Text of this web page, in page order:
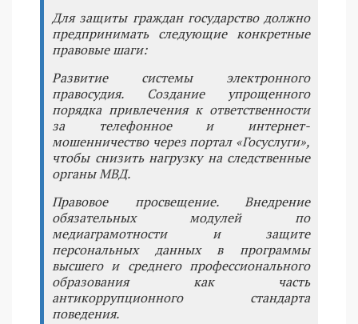
Для защиты граждан государство должно
предпринимать следующие конкретные
правовые шаги:
Развитие системы электронного
правосудия. Создание упрощенного
порядка привлечения к ответственности
за телефонное и интернет-
мошенничество через портал «Госуслуги»,
чтобы снизить нагрузку на следственные
органы МВД.
Правовое просвещение. Внедрение
обязательных модулей по
медиаграмотности и защите
персональных данных в программы
высшего и среднего профессионального
образования как часть
антикоррупционного стандарта
поведения.